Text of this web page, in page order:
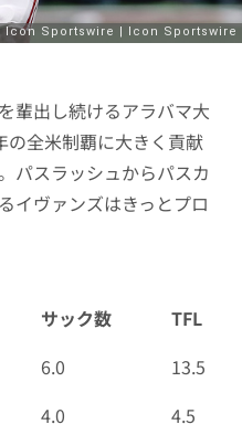
輩出し続けるアラバマ大
の全米制覇に大きく貢献
パスラッシュからパスカ
イヴァンズはきっとプロ
サック数
TFL
6.0
13.5
4.0
4.5